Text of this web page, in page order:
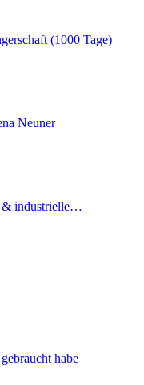
(1000 Tage)
Neuner
& industrielle…
habe